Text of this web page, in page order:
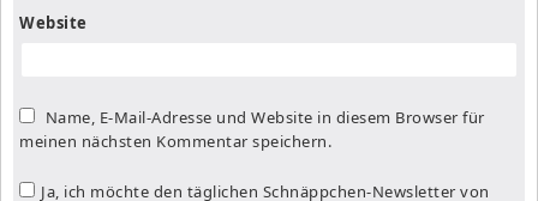
Website
Name, E-Mail-Adresse und Website in diesem Browser für
meinen nächsten Kommentar speichern.
Ja, ich möchte den täglichen Schnäppchen-Newsletter von